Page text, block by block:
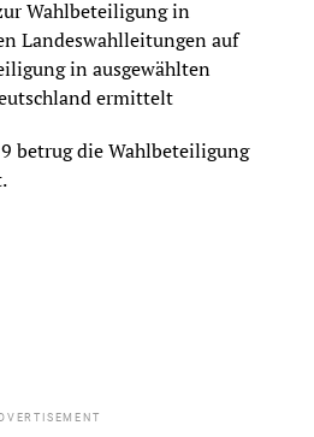
Wahlbeteiligung in
Landeswahlleitungen auf
in ausgewählten
ermittelt
betrug die Wahlbeteiligung